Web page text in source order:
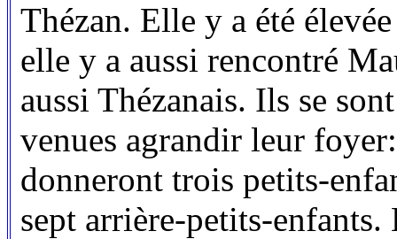
Thézan. Elle y a été
elle y a aussi rencontré
aussi Thézanais. Ils se
venues agrandir leur
donneront trois petits-
sept arrière-petits-